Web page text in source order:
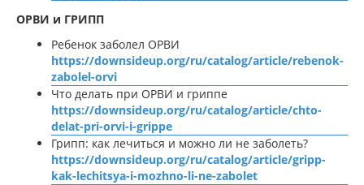
ОРВИ и ГРИПП
Ребенок заболел ОРВИ
https://downsideup.org/ru/catalog/article/rebenok-
zabolel-orvi
Что делать при ОРВИ и гриппе
https://downsideup.org/ru/catalog/article/chto-
delat-pri-orvi-i-grippe
Грипп: как лечиться и можно ли не заболеть?
https://downsideup.org/ru/catalog/article/gripp-
kak-lechitsya-i-mozhno-li-ne-zabolet